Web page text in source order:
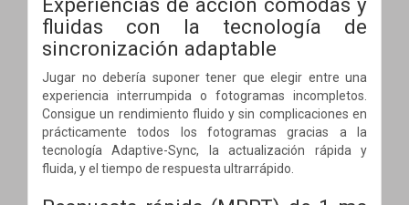
fluidas con la tecnología de
sincronización adaptable
Jugar no debería suponer tener que elegir entre una
experiencia interrumpida o fotogramas incompletos.
Consigue un rendimiento fluido y sin complicaciones en
prácticamente todos los fotogramas gracias a la
tecnología Adaptive-Sync, la actualización rápida y
fluida, y el tiempo de respuesta ultrarrápido.